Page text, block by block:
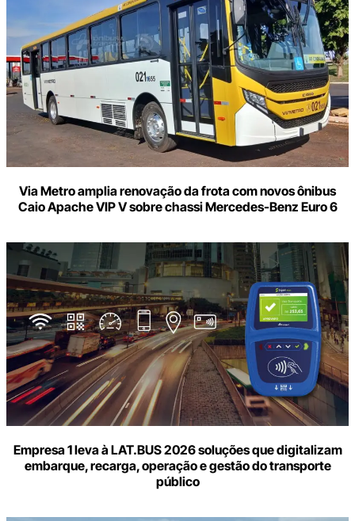
Via Metro amplia renovação da frota com novos ônibus
Caio Apache VIP V sobre chassi Mercedes-Benz Euro 6
Empresa 1 leva à LAT.BUS 2026 soluções que digitalizam
embarque, recarga, operação e gestão do transporte
público